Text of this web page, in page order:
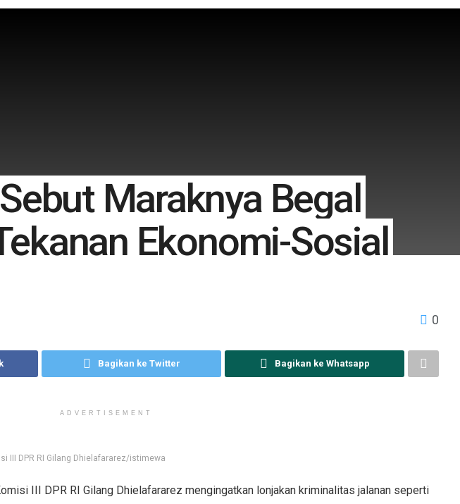
Maraknya Begal
Ekonomi-Sosial
0
Bagikan ke Twitter Bagikan ke Whatsapp
ADVERTISEMENT
III DPR RI Gilang Dhielafararez/istimewa
III DPR RI Gilang Dhielafararez mengingatkan lonjakan kriminalitas jalanan seperti